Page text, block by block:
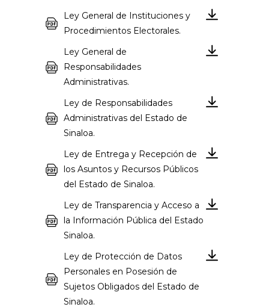
Ley General de Instituciones y
Procedimientos Electorales.
Ley General de
Responsabilidades
Administrativas.
Ley de Responsabilidades
Administrativas del Estado de
Sinaloa.
Ley de Entrega y Recepción de
los Asuntos y Recursos Públicos
del Estado de Sinaloa.
Ley de Transparencia y Acceso a
la Información Pública del Estado
Sinaloa.
Ley de Protección de Datos
Personales en Posesión de
Sujetos Obligados del Estado de
Sinaloa.